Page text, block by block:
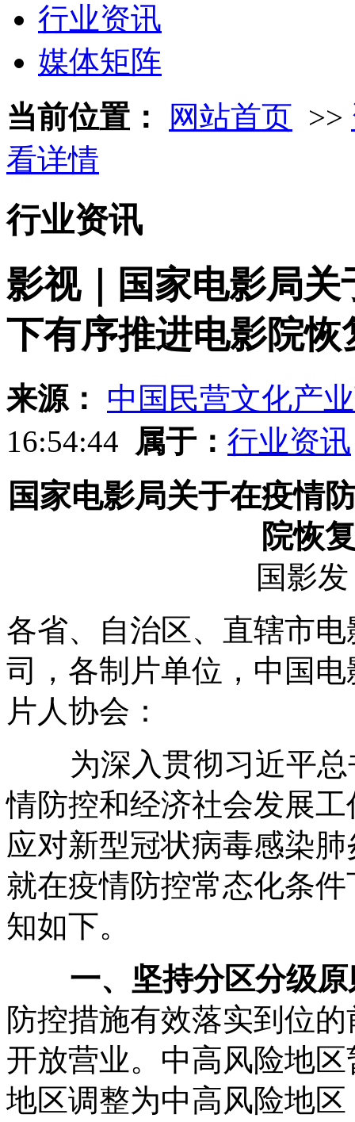
行业资讯
媒体矩阵
当前位置：
网站首页 >>
看详情
行业资讯
影视｜国家电影局
下有序推进电影院恢
来源：
中国民营文化产
16:54:44
属于： 行业资讯
国家电影局关于在疫情
院恢
国影
各省、自治区、直辖市
司，各制片单位，中国
片人协会：
为深入贯彻习近平总
情防控和经济社会发展
应对新型冠状病毒感染
就在疫情防控常态化条
知如下。
一、坚持分区分级原
防控措施有效落实到位
开放营业。中高风险地
地区调整为中高风险地